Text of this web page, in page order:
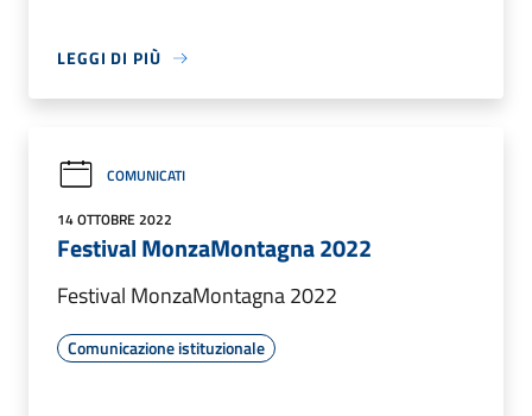
LEGGI DI PIÙ
COMUNICATI
14 OTTOBRE 2022
Festival MonzaMontagna 2022
Festival MonzaMontagna 2022
Comunicazione istituzionale